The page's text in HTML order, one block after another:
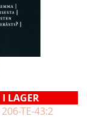
I LAGER
206-TE-43:2